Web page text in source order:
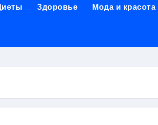
реабилитации при
принципы, показания и этапы
МРТ на современном магнитно-
промышленности в Узбекистане
Здоровье Мода и красота